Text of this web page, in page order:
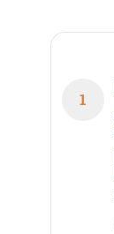
1